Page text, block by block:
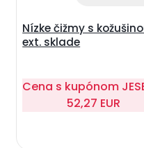
Nízke čižmy s
ext. sklade
Cena s kupónom
52,27 EUR